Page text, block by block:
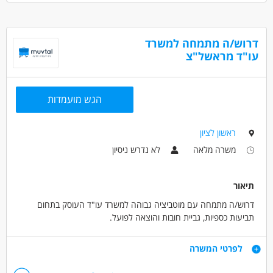
חוק ומשפט - מתמחה
מאפייני משרה
דרוש/ה מתמחה למשרד
עו"ד מראשל"צ
הגש מועמדות
ראשון לציון
משרה מלאה
לא נדרש ניסיון
תיאור
דרוש/ה מתמחה עם מוטביציה גבוהה למשרד עו"ד העוסק בתחום
תביעות כספיות, גביית חובות והוצאה לפועל.
דרישות
יכולת עבודה בצוות, מוטיבציה גבוהה והישגיות
לפרטי המשרה